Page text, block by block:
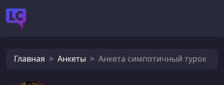
Главная Анкеты Анкета симпотичный турок